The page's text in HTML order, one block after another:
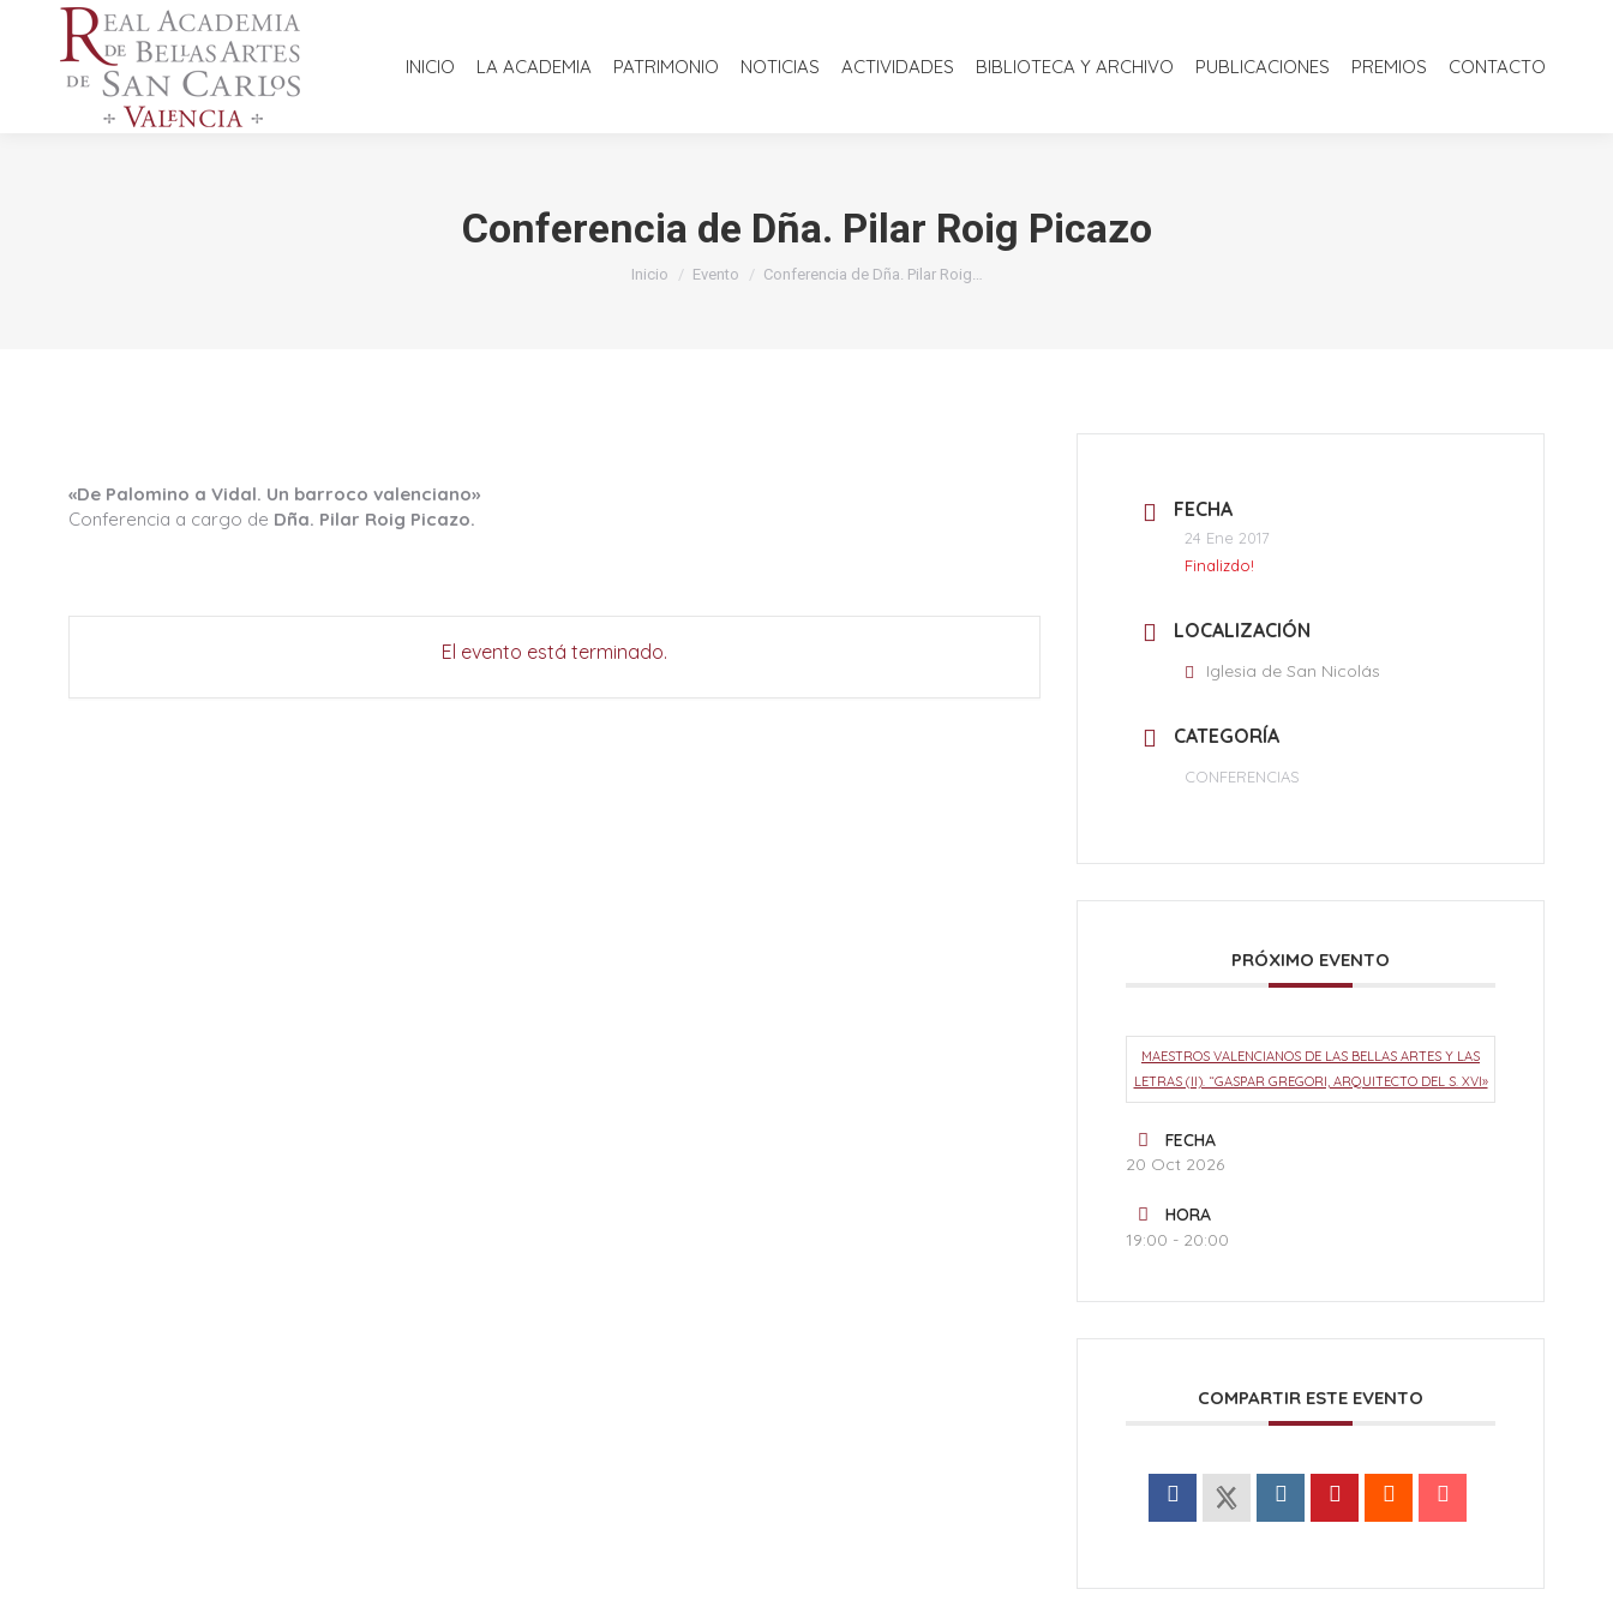
INICIO LA ACADEMIA PATRIMONIO NOTICIAS ACTIVIDADES BIBLIOTECA Y ARCHIVO PUBLICACIONES PREMIOS CONTACTO
Conferencia de Dña. Pilar Roig Picazo
Estás aquí:
Inicio Evento Conferencia de Dña. Pilar Roig…
«De Palomino a Vidal. Un barroco valenciano»
Conferencia a cargo de Dña. Pilar Roig Picazo.
El evento está terminado.
FECHA
24 Ene 2017
Finalizdo!
LOCALIZACIÓN
Iglesia de San Nicolás
CATEGORÍA
CONFERENCIAS
PRÓXIMO EVENTO
MAESTROS VALENCIANOS DE LAS BELLAS ARTES Y LAS
LETRAS (II). “GASPAR GREGORI, ARQUITECTO DEL S. XVI»
FECHA
20 Oct 2026
HORA
19:00 - 20:00
COMPARTIR ESTE EVENTO